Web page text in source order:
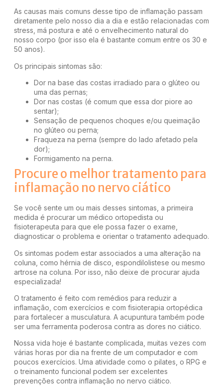
As causas mais comuns desse tipo de inflamação passam
diretamente pelo nosso dia a dia e estão relacionadas com
stress, má postura e até o envelhecimento natural do
nosso corpo (por isso ela é bastante comum entre os 30 e
50 anos).
Os principais sintomas são:
Dor na base das costas irradiado para o glúteo ou
uma das pernas;
Dor nas costas (é comum que essa dor piore ao
sentar);
Sensação de pequenos choques e/ou queimação
no glúteo ou perna;
Fraqueza na perna (sempre do lado afetado pela
dor);
Formigamento na perna.
Procure o melhor tratamento para
inflamação no nervo ciático
Se você sente um ou mais desses sintomas, a primeira
medida é procurar um médico ortopedista ou
fisioterapeuta para que ele possa fazer o exame,
diagnosticar o problema e orientar o tratamento adequado.
Os sintomas podem estar associados a uma alteração na
coluna, como hérnia de disco, espondilolistese ou mesmo
artrose na coluna. Por isso, não deixe de procurar ajuda
especializada!
O tratamento é feito com remédios para reduzir a
inflamação, com exercícios e com fisioterapia ortopédica
para fortalecer a musculatura. A acupuntura também pode
ser uma ferramenta poderosa contra as dores no ciático.
Nossa vida hoje é bastante complicada, muitas vezes com
várias horas por dia na frente de um computador e com
poucos exercícios. Uma atividade como o pilates, o RPG e
otreinamento funcional podem ser excelentes
prevenções contra inflamação no nervo ciático.